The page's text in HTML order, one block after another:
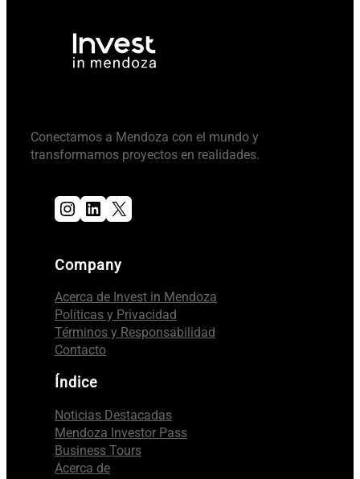
Conectamos a Mendoza con el mundo y
transformamos proyectos en realidades.
Instagram LinkedIn X
Company
Acerca de Invest in Mendoza
Políticas y Privacidad
Términos y Responsabilidad
Contacto
Índice
Noticias Destacadas
Mendoza Investor Pass
Business Tours
Acerca de